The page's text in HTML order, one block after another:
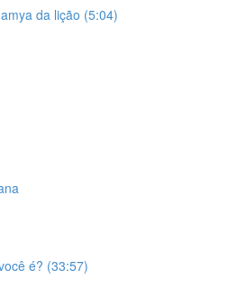
da lição (5:04)
é? (33:57)